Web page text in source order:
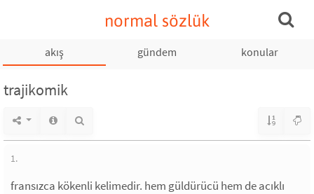
normal sözlük
akış gündem konular
trajikomik
1.
fransızca kökenli kelimedir. hem güldürücü hem de acıklı